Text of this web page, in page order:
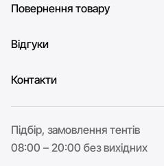
Повернення товару
Відгуки
Контакти
Підбір, замовлення тентів
08:00 – 20:00 без вихідних